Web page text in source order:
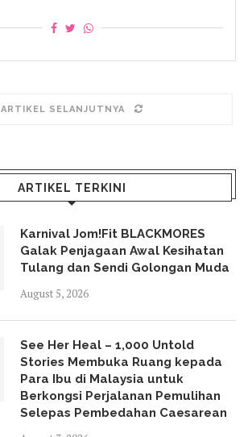
ARTIKEL SELANJUTNYA
ARTIKEL TERKINI
Karnival Jom!Fit BLACKMORES
Galak Penjagaan Awal Kesihatan
Tulang dan Sendi Golongan Muda
August 5, 2026
See Her Heal – 1,000 Untold
Stories Membuka Ruang kepada
Para Ibu di Malaysia untuk
Berkongsi Perjalanan Pemulihan
Selepas Pembedahan Caesarean